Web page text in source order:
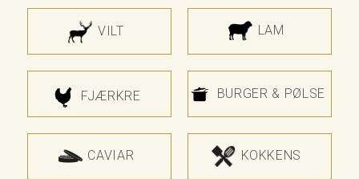
VILT LAM
FJÆRKRE BURGER & PØLSE
CAVIAR KOKKENS